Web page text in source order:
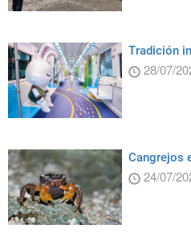
Tradición
28/07/
Cangrejos
24/07/